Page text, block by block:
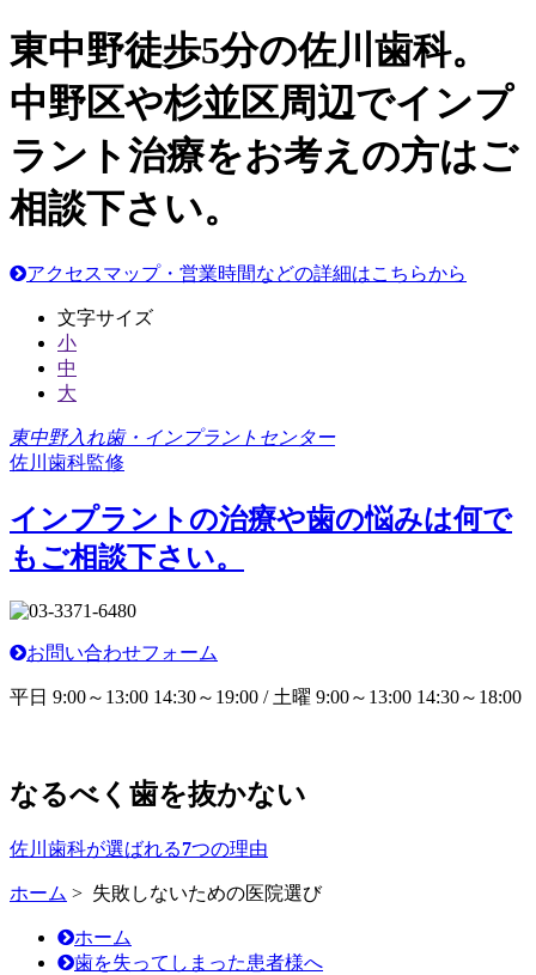
東中野徒歩5分の佐川歯科。
中野区や杉並区周辺でインプ
ラント治療をお考えの方はご
相談下さい。
アクセスマップ・営業時間などの詳細はこちらから
文字サイズ
小
中
大
東中野入れ歯・インプラントセンター
佐川歯科監修
インプラントの治療や歯の悩みは何で
もご相談下さい。
お問い合わせフォーム
平日 9:00～13:00 14:30～19:00 / 土曜 9:00～13:00 14:30～18:00
なるべく歯を抜かない
佐川歯科が選ばれる7つの理由
ホーム > 失敗しないための医院選び
ホーム
歯を失ってしまった患者様へ